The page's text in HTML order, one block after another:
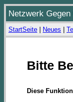
Netzwerk
StartSeite Neues
Bitte
Diese